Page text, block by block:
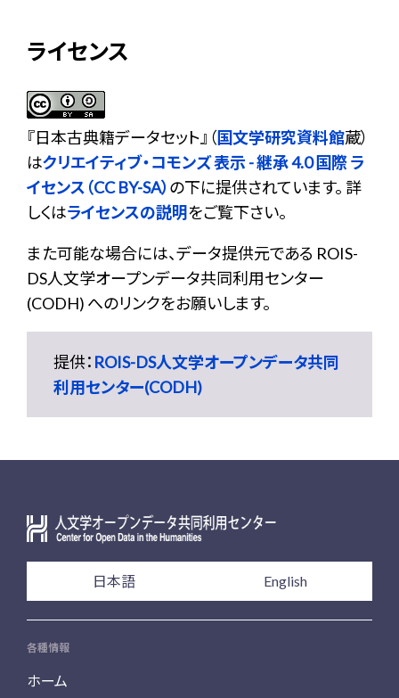
ライセンス
『日本古典籍データセット 』（国文学研究資料館蔵）
はクリエイティブ・コモンズ 表示 - 継承 4.0 国際 ラ
イセンス（CC BY-SA） の下に提供されています。 詳
しくはライセンスの説明をご覧下さい。
また可能な場合には、データ提供元である ROIS-
DS人文学オープンデータ共同利用センター
(CODH) へのリンクをお願いします。
提供： ROIS-DS人文学オープンデータ共同
利用センター(CODH)
日本語 English
各種情報
ホーム